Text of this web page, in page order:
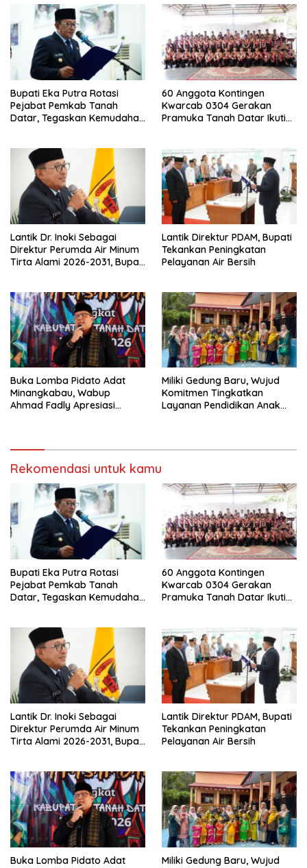
Bupati Eka Putra Rotasi
Pejabat Pemkab Tanah
Datar, Tegaskan Kemudahan
60 Anggota Kontingen
Kwarcab 0304 Gerakan
Pramuka Tanah Datar Ikuti
Lantik Dr. Inoki Sebagai
Direktur Perumda Air Minum
Tirta Alami 2026-2031, Bupati
Fakta Integritas Berdasarkan
Visi dan Misi
Lantik Direktur PDAM, Bupati
Tekankan Peningkatan
Pelayanan Air Bersih
Buka Lomba Pidato Adat
Minangkabau, Wabup
Ahmad Fadly Apresiasi
Miliki Gedung Baru, Wujud
Komitmen Tingkatkan
Layanan Pendidikan Anak
Rekomendasi untuk kamu
Bupati Eka Putra Rotasi
Pejabat Pemkab Tanah
Datar, Tegaskan Kemudahan
60 Anggota Kontingen
Kwarcab 0304 Gerakan
Pramuka Tanah Datar Ikuti
Lantik Dr. Inoki Sebagai
Direktur Perumda Air Minum
Tirta Alami 2026-2031, Bupati
Fakta Integritas Berdasarkan
Visi dan Misi
Lantik Direktur PDAM, Bupati
Tekankan Peningkatan
Pelayanan Air Bersih
Buka Lomba Pidato Adat
Miliki Gedung Baru, Wujud